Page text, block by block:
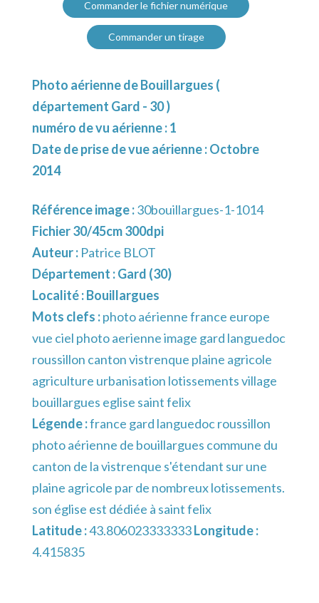
Commander le fichier numérique
Commander un tirage
Photo aérienne de Bouillargues (
département Gard - 30 )
numéro de vu aérienne : 1
Date de prise de vue aérienne : Octobre
2014
Référence image :30bouillargues-1-1014
Fichier 30/45cm 300dpi
Auteur : Patrice BLOT
Département :Gard (30)
Localité :Bouillargues
Mots clefs :photo aérienne france europe
vue ciel photo aerienne image gard languedoc
roussillon canton vistrenque plaine agricole
agriculture urbanisation lotissements village
bouillargues eglise saint felix
Légende :france gard languedoc roussillon
photo aérienne de bouillargues commune du
canton de la vistrenque s'étendant sur une
plaine agricole par de nombreux lotissements.
son église est dédiée à saint felix
Latitude :43.806023333333Longitude :
4.415835